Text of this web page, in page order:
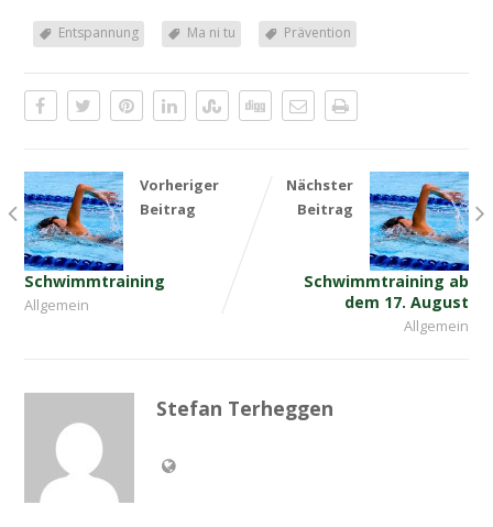
Entspannung Ma ni tu Prävention
Vorheriger
Beitrag
Schwimmtraining
Allgemein
Nächster
Beitrag
Schwimmtraining ab
dem 17. August
Allgemein
Stefan Terheggen